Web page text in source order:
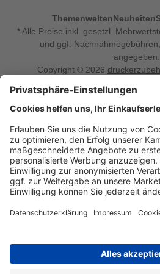
ThemenweltenNeuheiten
* Alle Preise inkl. gesetzl.
und ggf.
angegeben.
Copyright © 2026
Vertrag
Druckerzubehoer.de –
Sie sind auf der Suche nach dem
oder Zubehör für das Büro,
Smartphone? Dann sind Sie bei
richtig! Unser breites Sortiment
und Toner für alle gängigen
kleiner Hersteller. Zugleich sind wir
einrichten, die Werkstatt
was Ihren Arbeitsplatz noch
bei uns auch Bastelspaß,